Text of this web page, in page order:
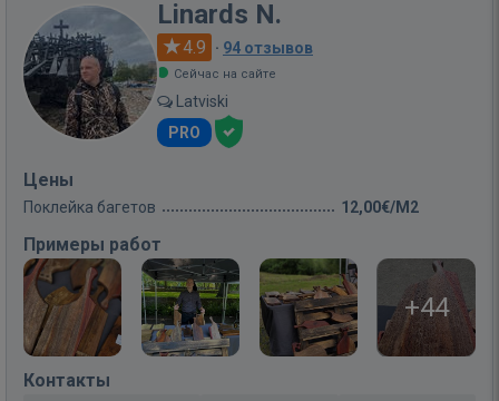
Linards N.
4.9 · 94 отзывов
Сейчас на сайте
Latviski
PRO
Цены
Поклейка багетов 12,00€/M2
Примеры работ
+44
Контакты